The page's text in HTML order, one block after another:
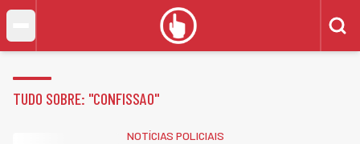
TUDO SOBRE: "CONFISSAO"
NOTÍCIAS POLICIAIS